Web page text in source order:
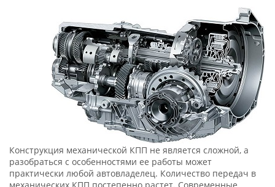
Конструкция механической КПП не является сложной, а
разобраться с особенностями ее работы может
практически любой автовладелец. Количество передач в